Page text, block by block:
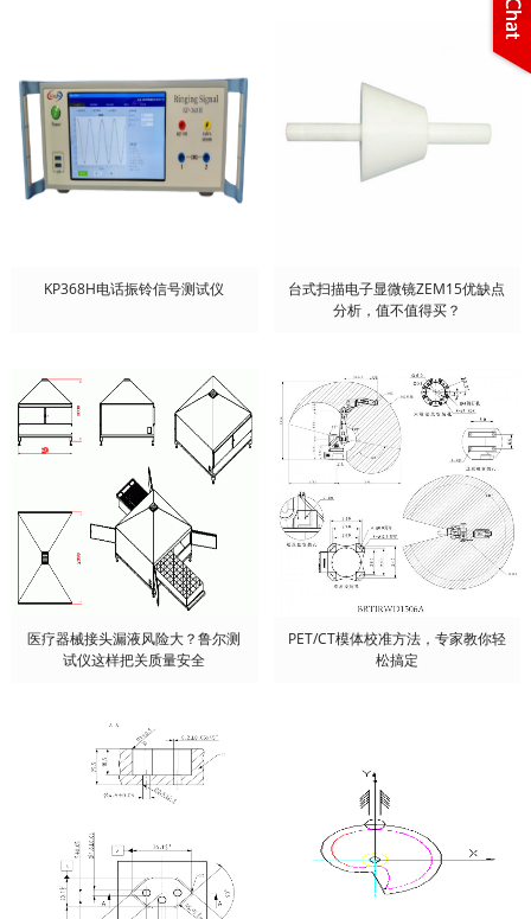
KP368H电话振铃信号测试仪
台式扫描电子显微镜ZEM15优缺点
分析，值不值得买？
医疗器械接头漏液风险大？鲁尔测
试仪这样把关质量安全
PET/CT模体校准方法，专家教你轻
松搞定